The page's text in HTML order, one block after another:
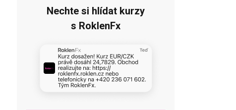
Nechte si hlídat kurzy
s RoklenFx